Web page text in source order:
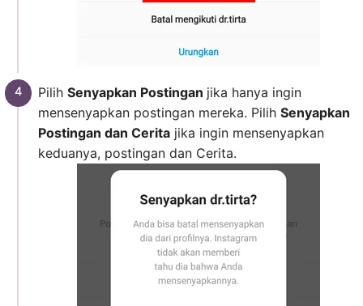
Pilih Senyapkan Postingan jika hanya ingin
mensenyapkan postingan mereka. Pilih Senyapkan
Postingan dan Ceritajika ingin mensenyapkan
keduanya, postingan dan Cerita.